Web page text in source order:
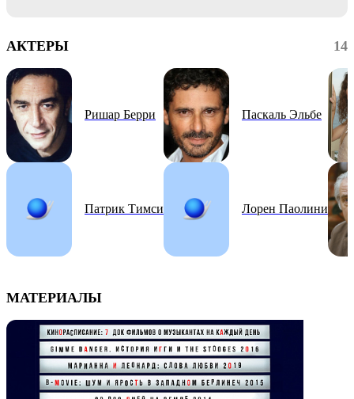
АКТЕРЫ 14
Ришар Берри
Патрик Тимси
Паскаль Эльбе
Лорен Паолини
МАТЕРИАЛЫ